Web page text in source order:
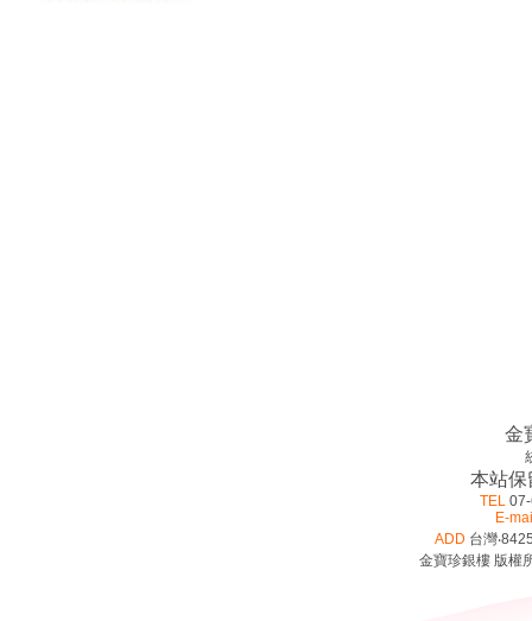
金
本站保
TEL
E-
ADD 台灣
金寶珍銀樓 版權